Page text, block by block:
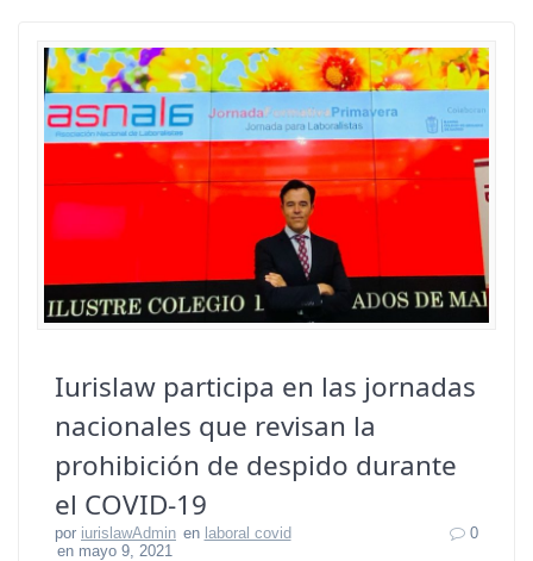
Iurislaw participa en las jornadas
nacionales que revisan la
prohibición de despido durante
el COVID-19
por iurislawAdmin en laboral covid
en mayo 9, 2021
0